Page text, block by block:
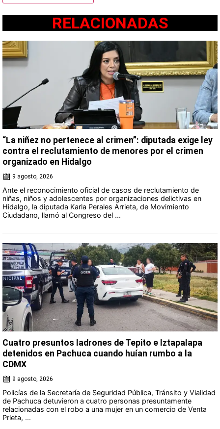
RELACIONADAS
“La niñez no pertenece al crimen”: diputada exige ley
contra el reclutamiento de menores por el crimen
organizado en Hidalgo
9 agosto, 2026
Ante el reconocimiento oficial de casos de reclutamiento de
niñas, niños y adolescentes por organizaciones delictivas en
Hidalgo, la diputada Karla Perales Arrieta, de Movimiento
Ciudadano, llamó al Congreso del ...
Cuatro presuntos ladrones de Tepito e Iztapalapa
detenidos en Pachuca cuando huían rumbo a la
CDMX
9 agosto, 2026
Policías de la Secretaría de Seguridad Pública, Tránsito y Vialidad
de Pachuca detuvieron a cuatro personas presuntamente
relacionadas con el robo a una mujer en un comercio de Venta
Prieta, ...